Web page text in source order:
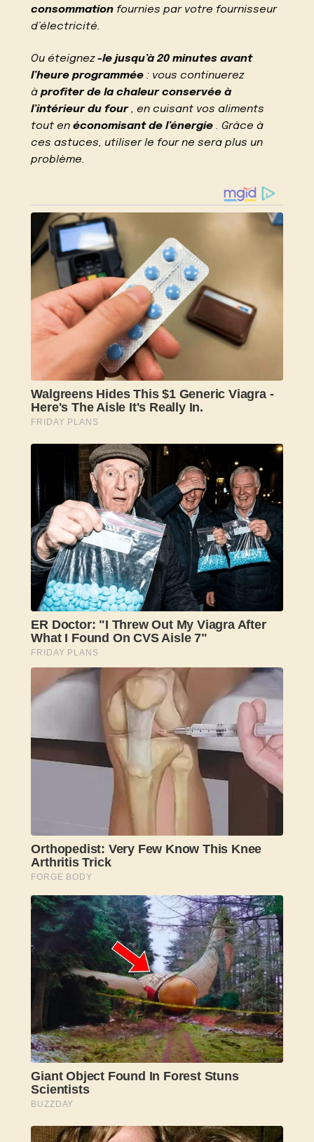
consommation fournies par votre fournisseur
d’électricité.
Ou éteignez-le jusqu’à 20 minutes avant
l’heure programmée : vous continuerez
àprofiter de la chaleur conservée à
l’intérieur du four, en cuisant vos aliments
tout enéconomisant de l’énergie . Grâce à
ces astuces, utiliser le four ne sera plus un
problème.